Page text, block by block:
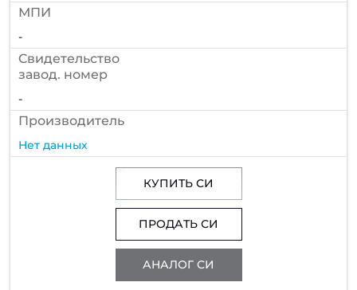
МПИ
-
Cвидетельство
завод. номер
-
Производитель
Нет данных
КУПИТЬ СИ
ПРОДАТЬ СИ
АНАЛОГ СИ